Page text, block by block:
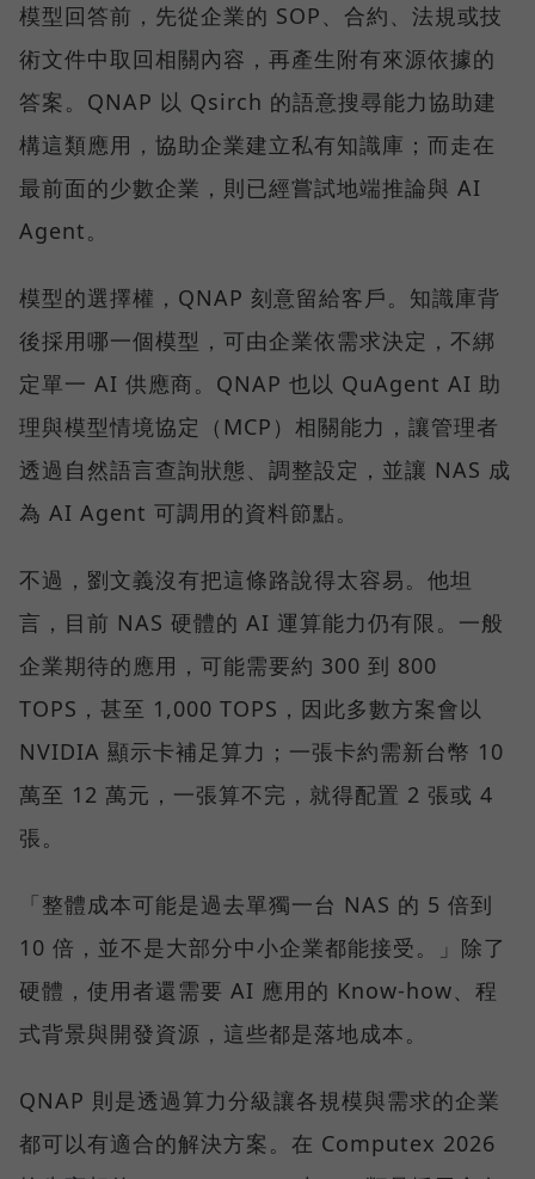
模型回答前，先從企業的 SOP、合約、法規或技
術文件中取回相關內容，再產生附有來源依據的
答案。QNAP 以 Qsirch 的語意搜尋能力協助建
構這類應用，協助企業建立私有知識庫；而走在
最前面的少數企業，則已經嘗試地端推論與 AI
Agent。
模型的選擇權，QNAP 刻意留給客戶。知識庫背
後採用哪一個模型，可由企業依需求決定，不綁
定單一 AI 供應商。QNAP 也以 QuAgent AI 助
理與模型情境協定（MCP）相關能力，讓管理者
透過自然語言查詢狀態、調整設定，並讓 NAS 成
為 AI Agent 可調用的資料節點。
不過，劉文義沒有把這條路說得太容易。他坦
言，目前 NAS 硬體的 AI 運算能力仍有限。一般
企業期待的應用，可能需要約 300 到 800
TOPS，甚至 1,000 TOPS，因此多數方案會以
NVIDIA 顯示卡補足算力；一張卡約需新台幣 10
萬至 12 萬元，一張算不完，就得配置 2 張或 4
張。
「整體成本可能是過去單獨一台 NAS 的 5 倍到
10 倍，並不是大部分中小企業都能接受。」除了
硬體，使用者還需要 AI 應用的 Know-how、程
式背景與開發資源，這些都是落地成本。
QNAP 則是透過算力分級讓各規模與需求的企業
都可以有適合的解決方案。在 Computex 2026